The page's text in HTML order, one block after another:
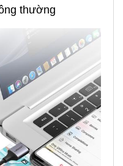
thường